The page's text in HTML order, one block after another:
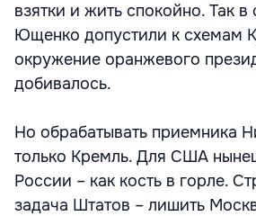
взятки и жить спокойно. Так
Ющенко допустили к схемам
окружение оранжевого
добивалось.
Но обрабатывать приемника
только Кремль. Для США
России – как кость в горле.
задача Штатов – лишить